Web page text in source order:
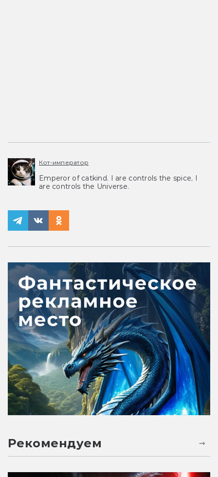
Кот-император
Emperor of catkind. I are controls the spice, I
are controls the Universe.
Рекомендуем